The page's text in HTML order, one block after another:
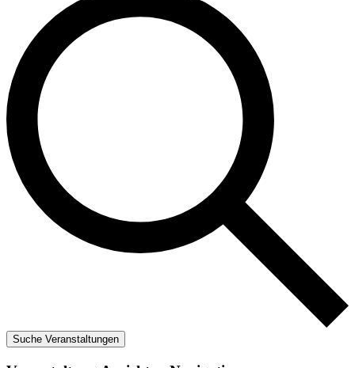
Suche Veranstaltungen